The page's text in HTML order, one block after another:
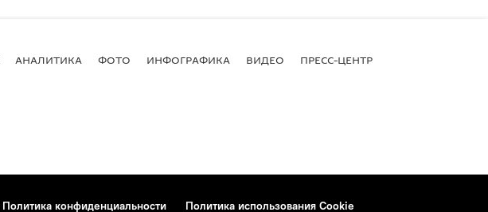
АНАЛИТИКА ФОТО ИНФОГРАФИКА ВИДЕО ПРЕСС-ЦЕНТР
Политика конфиденциальности Политика использования Cookie